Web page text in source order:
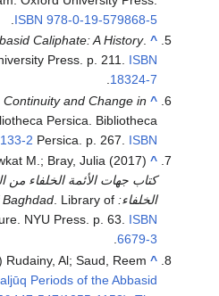
ISBN 978-0-19-579868-5
^
Caliphate: A History.
Press. p. 211. ISBN
18324-7
.
^
Continuity and Change in
Persica. Bibliotheca
Persica. p. 267. ISBN
2
^
M.; Bray, Julia (2017).
كتاب جهات الأئمة الخلفاء من
الخلفاء: Women and the Court of Baghdad . Library of
NYU Press. p. 63. ISBN
6679-3
.
^ Rudainy, Al; Saud, Reem (12 يونيو 2015).
Periods of the Abbasid